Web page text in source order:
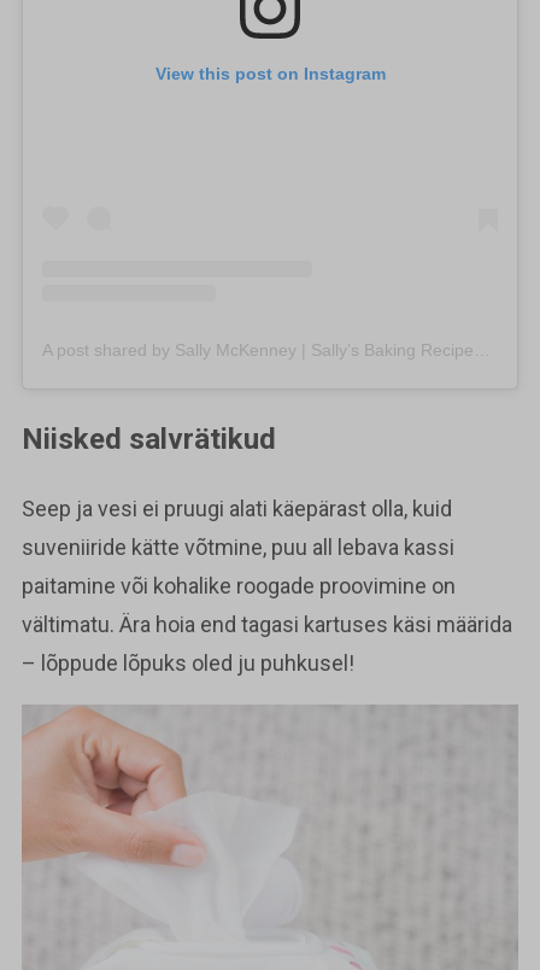
View this post on Instagram
Niisked salvrätikud
Seep ja vesi ei pruugi alati käepärast olla, kuid
suveniiride kätte võtmine, puu all lebava kassi
paitamine või kohalike roogade proovimine on
vältimatu. Ära hoia end tagasi kartuses käsi määrida
– lõppude lõpuks oled ju puhkusel!